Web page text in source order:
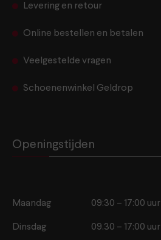
Levering en retour
Online bestellen en betalen
Veelgestelde vragen
Schoenenwinkel Geldrop
Openingstijden
Maandag 09:30 – 17:00 uur
Dinsdag 09.30 – 17:00 uur